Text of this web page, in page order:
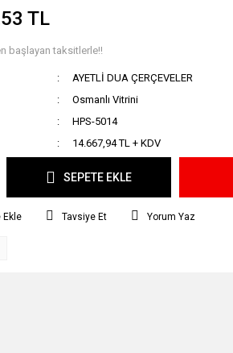
TL
başlayan taksitlerle!!
AYETLİ DUA ÇERÇEVELER
Osmanlı Vitrini
HPS-5014
14.667,94 TL + KDV
SEPETE EKLE
Tavsiye Et Yorum Yaz